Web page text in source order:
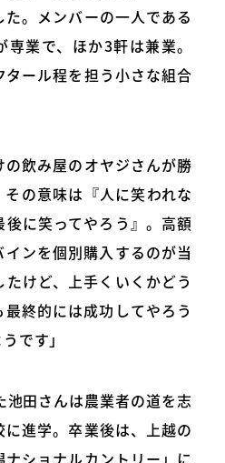
。メンバーの一人である
業で、ほか3軒は兼業。
ール程を担う小さな組合
の飲み屋のオヤジさんが勝
の意味は『人に笑われな
に笑ってやろう』。高額
ンを個別購入するのが当
けど、上手くいくかどう
終的には成功してやろう
です」
田さんは農業者の道を志
進学。卒業後は、上越の